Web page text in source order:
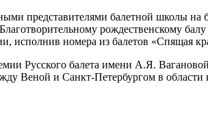
представителями балетной школы на
рождественскому
исполнив номера из балетов «Спящая
Русского балета имени А.Я.
Веной и Санкт-Петербургом в области